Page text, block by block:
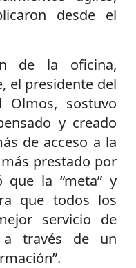
desde el
de la oficina,
el presidente del
Olmos, sostuvo
y creado
de acceso a la
prestado por
que la “meta” y
que todos los
servicio de
a través de un